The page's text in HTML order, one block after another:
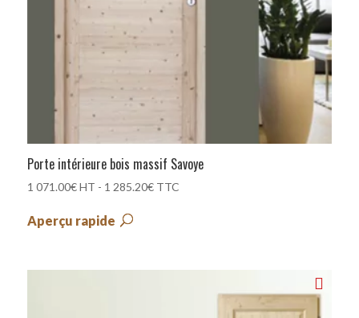
Porte intérieure bois massif Savoye
1 071.00€ HT - 1 285.20€TTC
Aperçu rapide